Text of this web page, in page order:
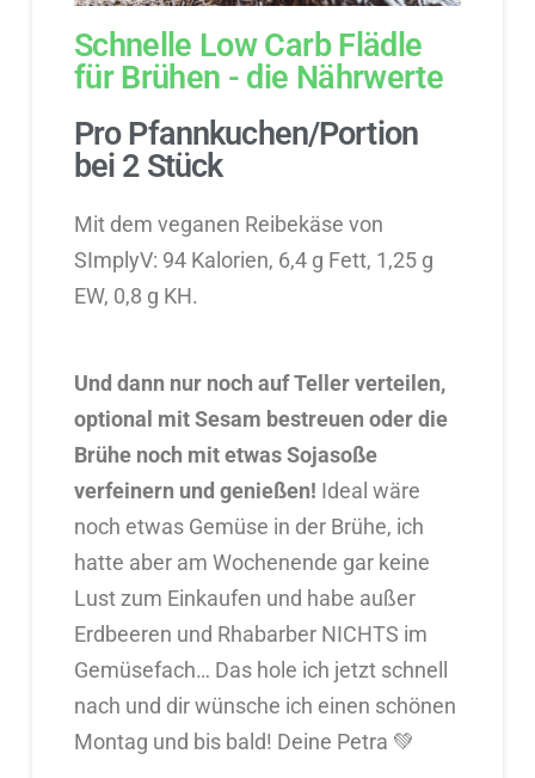
Schnelle Low Carb Flädle
für Brühen - die Nährwerte
Pro Pfannkuchen/Portion
bei 2 Stück
Mit dem veganen Reibekäse von
SImplyV: 94 Kalorien, 6,4 g Fett, 1,25 g
EW, 0,8 g KH.
Und dann nur noch auf Teller verteilen,
optional mit Sesam bestreuen oder die
Brühe noch mit etwas Sojasoße
verfeinern und genießen! Ideal wäre
noch etwas Gemüse in der Brühe, ich
hatte aber am Wochenende gar keine
Lust zum Einkaufen und habe außer
Erdbeeren und Rhabarber NICHTS im
Gemüsefach… Das hole ich jetzt schnell
nach und dir wünsche ich einen schönen
Montag und bis bald! Deine Petra 💚